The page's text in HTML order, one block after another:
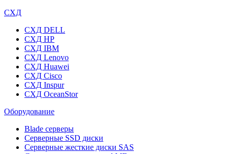
СХД
СХД DELL
СХД HP
СХД IBM
СХД Lenovo
СХД Huawei
СХД Cisco
СХД Inspur
СХД OceanStor
Оборудование
Blade серверы
Серверные SSD диски
Cерверные жесткие диски SAS